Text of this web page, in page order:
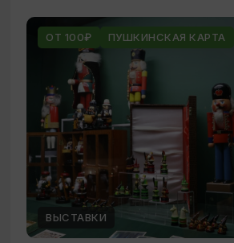
ОТ 100₽ ПУШКИНСКАЯ КАРТА
ВЫСТАВКИ